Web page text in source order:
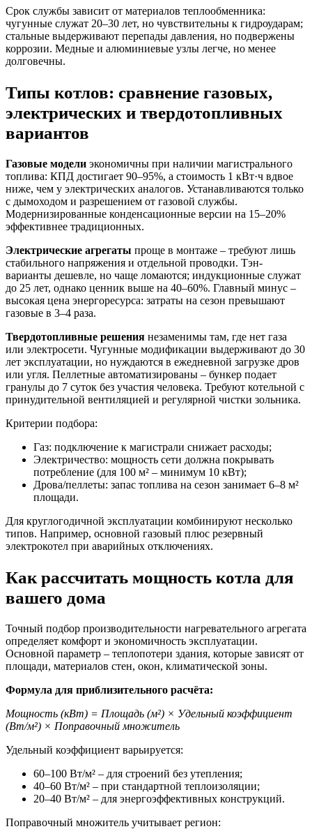
Срок службы зависит от материалов теплообменника:
чугунные служат 20–30 лет, но чувствительны к гидроударам;
стальные выдерживают перепады давления, но подвержены
коррозии. Медные и алюминиевые узлы легче, но менее
долговечны.
Типы котлов: сравнение газовых,
электрических и твердотопливных
вариантов
Газовые модели экономичны при наличии магистрального
топлива: КПД достигает 90–95%, а стоимость 1 кВт·ч вдвое
ниже, чем у электрических аналогов. Устанавливаются только
с дымоходом и разрешением от газовой службы.
Модернизированные конденсационные версии на 15–20%
эффективнее традиционных.
Электрические агрегаты проще в монтаже – требуют лишь
стабильного напряжения и отдельной проводки. Тэн-
варианты дешевле, но чаще ломаются; индукционные служат
до 25 лет, однако ценник выше на 40–60%. Главный минус –
высокая цена энергоресурса: затраты на сезон превышают
газовые в 3–4 раза.
Твердотопливные решения незаменимы там, где нет газа
или электросети. Чугунные модификации выдерживают до 30
лет эксплуатации, но нуждаются в ежедневной загрузке дров
или угля. Пеллетные автоматизированы – бункер подает
гранулы до 7 суток без участия человека. Требуют котельной с
принудительной вентиляцией и регулярной чистки зольника.
Критерии подбора:
Газ: подключение к магистрали снижает расходы;
Электричество: мощность сети должна покрывать
потребление (для 100 м² – минимум 10 кВт);
Дрова/пеллеты: запас топлива на сезон занимает 6–8 м²
площади.
Для круглогодичной эксплуатации комбинируют несколько
типов. Например, основной газовый плюс резервный
электрокотел при аварийных отключениях.
Как рассчитать мощность котла для
вашего дома
Точный подбор производительности нагревательного агрегата
определяет комфорт и экономичность эксплуатации.
Основной параметр – теплопотери здания, которые зависят от
площади, материалов стен, окон, климатической зоны.
Формула для приблизительного расчёта:
Мощность (кВт) = Площадь (м²) × Удельный коэффициент
(Вт/м²) × Поправочный множитель
Удельный коэффициент варьируется:
60–100 Вт/м² – для строений без утепления;
40–60 Вт/м² – при стандартной теплоизоляции;
20–40 Вт/м² – для энергоэффективных конструкций.
Поправочный множитель учитывает регион: